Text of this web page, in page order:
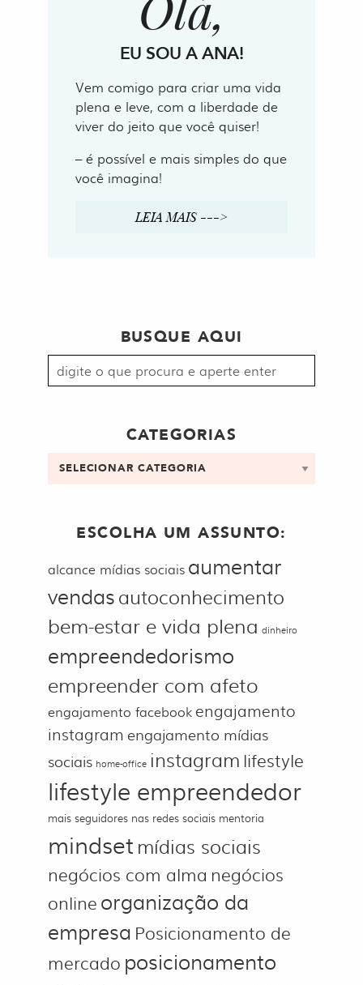
EU SOU A ANA!
Vem comigo para criar uma vida
plena e leve, com a liberdade de
viver do jeito que você quiser!
– é possível e mais simples do que
você imagina!
LEIA MAIS --->
BUSQUE AQUI
Procurar
por:
CATEGORIAS
Categorias
ESCOLHA UM ASSUNTO:
alcance mídias sociais aumentar
vendasautoconhecimento
bem-estar e vida plena dinheiro
empreendedorismo
empreender com afeto
engajamento facebook engajamento
instagram engajamento mídias
sociais home-office instagram lifestyle
lifestyle empreendedor
mais seguidores nas redes sociais mentoria
mindset mídias sociais
negócios com alma negócios
onlineorganização da
empresa Posicionamento de
mercado posicionamento